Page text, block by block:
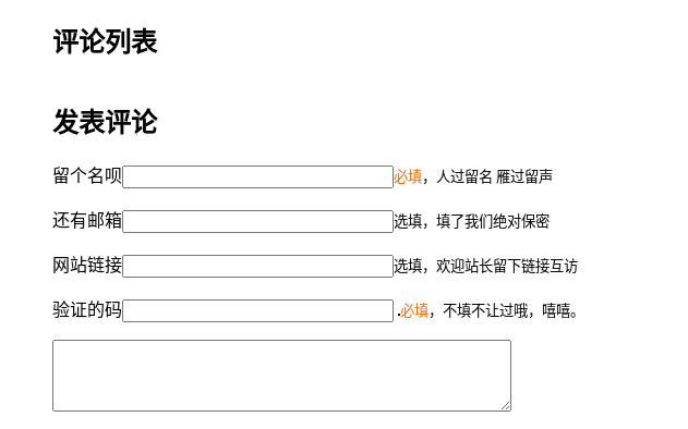
评论列表
发表评论
留个名呗 必填，人过留名 雁过留声
还有邮箱 选填，填了我们绝对保密
网站链接 选填，欢迎站长留下链接互访
验证的码 必填，不填不让过哦，嘻嘻。